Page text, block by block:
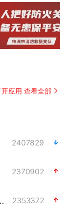
开应用 查看全部
2407829
2370902
市消费活力 2353372